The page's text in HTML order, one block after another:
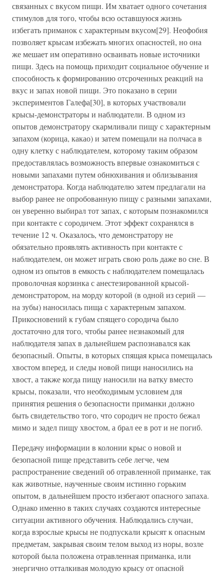
связанных с вкусом пищи. Им хватает одного сочетания
стимулов для того, чтобы всю оставшуюся жизнь
избегать приманок с характерным вкусом[29]. Неофобия
позволяет крысам избежать многих опасностей, но она
же мешает им оперативно осваивать новые источники
пищи. Здесь на помощь приходит социальное обучение и
способность к формированию отсроченных реакций на
вкус и запах новой пищи. Это показано в серии
экспериментов Галефа[30], в которых участвовали
крысы-демонстраторы и наблюдатели. В одном из
опытов демонстратору скармливали пищу с характерным
запахом (корица, какао) и затем помещали на полчаса в
одну клетку с наблюдателем, которому таким образом
предоставлялась возможность впервые ознакомиться с
новыми запахами путем обнюхивания и облизывания
демонстратора. Когда наблюдателю затем предлагали на
выбор ранее не опробованную пищу с разными запахами,
он уверенно выбирал тот запах, с которым познакомился
при контакте с сородичем. Этот эффект сохранялся в
течение 12 ч. Оказалось, что демонстратору не
обязательно проявлять активность при контакте с
наблюдателем, он может играть свою роль даже во сне. В
одном из опытов в емкость с наблюдателем помещалась
проволочная корзинка с анестезированной крысой-
демонстратором, на морду которой (в одной из серий —
на зубы) наносилась пища с характерным запахом.
Прикосновений к губам спящего сородича было
достаточно для того, чтобы ранее незнакомый для
наблюдателя запах в дальнейшем распознавался как
безопасный. Опыты, в которых спящая крыса помещалась
хвостом вперед, и следы новой пищи наносились на
хвост, а также когда пищу наносили на ватку вместо
крысы, показали, что необходимым условием для
принятия решения о безопасности приманки должно
быть свидетельство того, что сородич не просто бежал
мимо и задел пищу хвостом, а брал ее в рот и не погиб.
Передачу информации в колонии крыс о новой и
безопасной пище представить себе легче, чем
распространение сведений об отравленной приманке, так
как животные, наученные своим истинно горьким
опытом, в дальнейшем просто избегают опасного запаха.
Однако именно в таких случаях создаются интересные
ситуации активного обучения. Наблюдались случаи,
когда взрослые крысы не подпускали крысят к опасным
предметам, закрывая своим телом выход из норы, возле
которой была положена отравленная приманка, или
энергично отталкивая молодую крысу от опасной